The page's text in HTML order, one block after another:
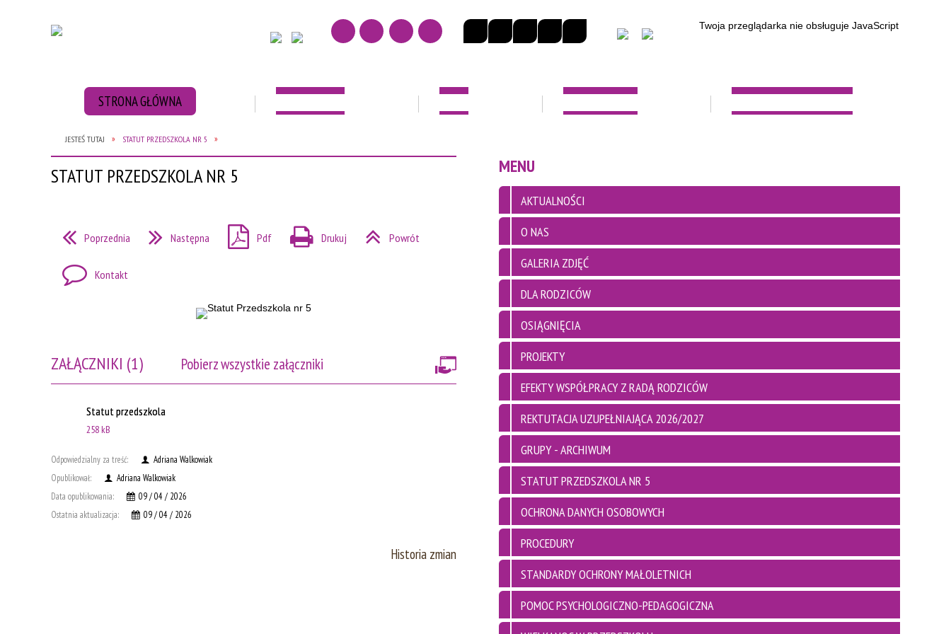
Twoja przeglądarka nie obsługuje JavaScript
STRONA GŁÓWNA
ZBIÓRKA BATERII ZBIÓRKA NAKRĘTEK
JESTEŚ TUTAJ STATUT PRZEDSZKOLA NR 5
STATUT PRZEDSZKOLA NR 5
Poprzednia Następna Pdf Drukuj Powrót
Kontakt
ZAŁĄCZNIKI (1) Pobierz wszystkie załączniki
Statut przedszkola
258 kB
Odpowiedzialny za treść:
Adriana Walkowiak
Opublikował:
Adriana Walkowiak
Data opublikowania:
09 / 04 / 2026
Ostatnia aktualizacja:
09 / 04 / 2026
Historia zmian
MENU
AKTUALNOŚCI
O NAS
GALERIA ZDJĘĆ
DLA RODZICÓW
OSIĄGNIĘCIA
PROJEKTY
EFEKTY WSPÓŁPRACY Z RADĄ RODZICÓW
REKTUTACJA UZUPEŁNIAJĄCA 2026/2027
GRUPY - ARCHIWUM
STATUT PRZEDSZKOLA NR 5
OCHRONA DANYCH OSOBOWYCH
PROCEDURY
STANDARDY OCHRONY MAŁOLETNICH
POMOC PSYCHOLOGICZNO-PEDAGOGICZNA